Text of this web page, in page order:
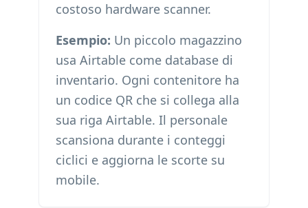
costoso hardware scanner.
Esempio: Un piccolo magazzino
usa Airtable come database di
inventario. Ogni contenitore ha
un codice QR che si collega alla
sua riga Airtable. Il personale
scansiona durante i conteggi
ciclici e aggiorna le scorte su
mobile.